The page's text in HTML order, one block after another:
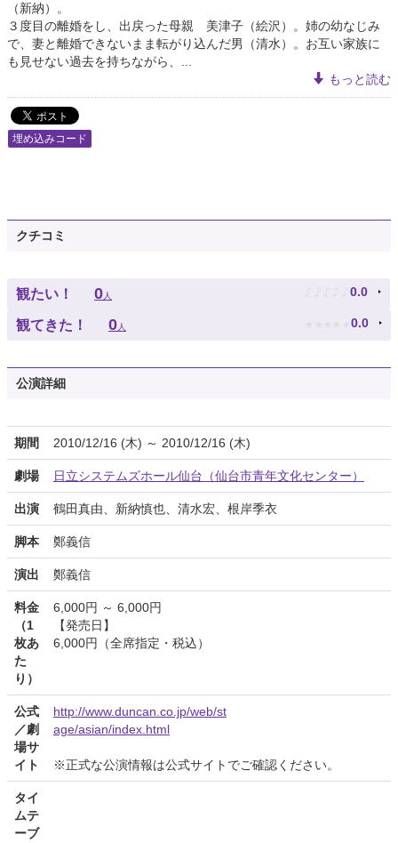
（新納）。
３度目の離婚をし、出戻った母親 美津子（絵沢）。姉の幼なじみ
で、妻と離婚できないまま転がり込んだ男（清水）。お互い家族に
も見せない過去を持ちながら、...
もっと読む
埋め込みコード
クチコミ
観たい！ 0人 ♪ ♪ ♪ ♪ ♪ 0.0
観てきた！ 0人 ★ ★ ★ ★ ★ 0.0
公演詳細
期間 2010/12/16 (木) ～ 2010/12/16 (木)
劇場 日立システムズホール仙台（仙台市青年文化センター）
出演 鶴田真由、新納慎也、清水宏、根岸季衣
脚本 鄭義信
演出 鄭義信
料金
（1
枚あ
た
り）
6,000円 ～ 6,000円
【発売日】
6,000円（全席指定・税込）
公式
／劇
場サ
イト
http://www.duncan.co.jp/web/st
age/asian/index.html
※正式な公演情報は公式サイトでご確認ください。
タイ
ムテ
ーブ